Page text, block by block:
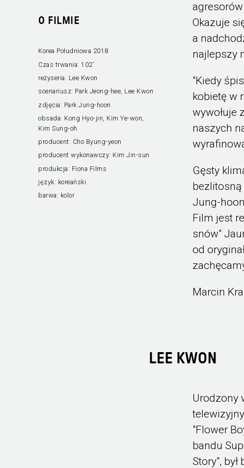
O FILMIE
Korea Południowa 2018
Czas trwania: 102’
reżyseria: Lee Kwon
scenariusz: Park Jeong-hee, Lee Kwon
zdjęcia: Park Jung-hoon
obsada: Kong Hyo-jin, Kim Ye-won,
Kim Sung-oh
producent: Cho Byung-yeon
producent wykonawczy: Kim Jin-sun
produkcja: Fiona Films
język: koreański
barwa: kolor
Okazuje
a
najlepszy
"Kiedy
kobietę w
wywołuje
naszych
Gęsty
Jung-
Film jest
snów"
od
Marcin
LEE KWON
Urodzony
"Flower
bandu
Story",